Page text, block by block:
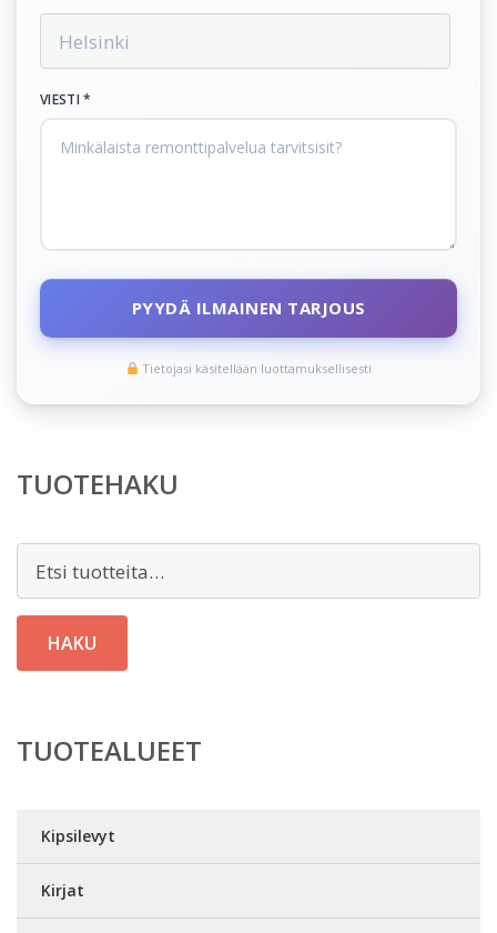
VIESTI *
PYYDÄ ILMAINEN TARJOUS
Tietojasi käsitellään luottamuksellisesti
TUOTEHAKU
HAKU
TUOTEALUEET
Kipsilevyt
Kirjat